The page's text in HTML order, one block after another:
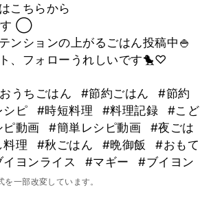
こちらから
す ◯
ンションの上がるごはん投稿中🍚
、フォローうれしいです🐤♡
うちごはん #節約ごはん
#節約
シピ #時短料理 #料理記録
#こど
動画 #簡単レシピ動画
#夜ごは
理 #秋ごはん #晩御飯
#おもて
ヨンライス #マギー #ブイヨン
一部改変しています。